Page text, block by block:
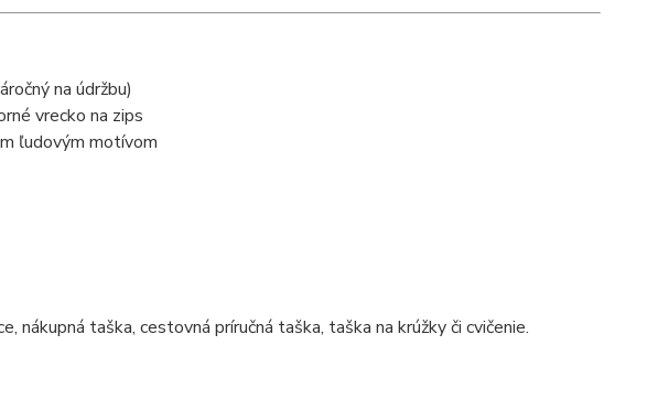
na údržbu)
vrecko na zips
ľudovým motívom
nákupná taška, cestovná príručná taška, taška na krúžky či cvičenie.